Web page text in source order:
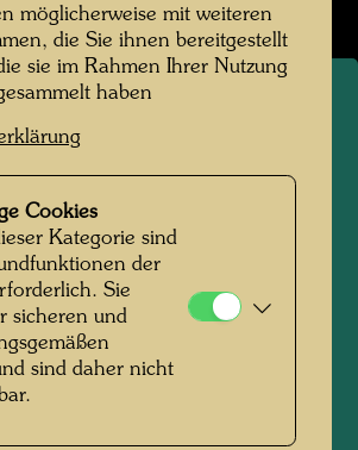
MIT
Stripped Suit
möglicherweise mit weiteren
die Sie ihnen bereitgestellt
sie im Rahmen Ihrer Nutzung
haben
Cookies
Kategorie sind
der
Sie
sicheren und
sind daher nicht